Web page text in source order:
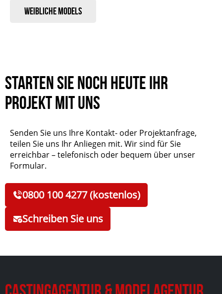
Weibliche Models
Starten Sie noch heute Ihr
Projekt mit uns
Senden Sie uns Ihre Kontakt- oder Projektanfrage,
teilen Sie uns Ihr Anliegen mit. Wir sind für Sie
erreichbar – telefonisch oder bequem über unser
Formular.
0800 100 4277 (kostenlos)
Schreiben Sie uns